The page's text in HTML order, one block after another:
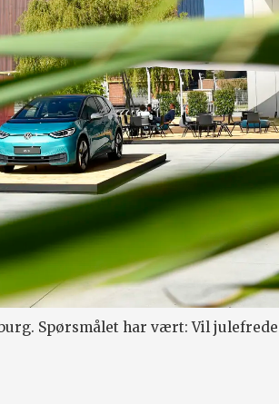
Spørsmålet har vært: Vil